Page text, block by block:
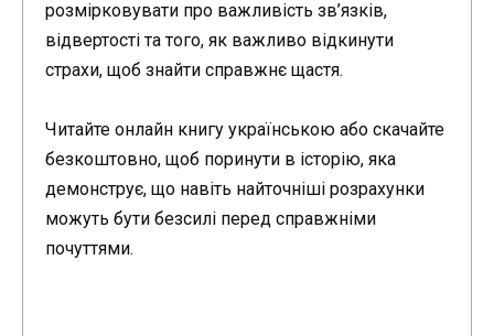
розмірковувати про важливість зв’язків,
відвертості та того, як важливо відкинути
страхи, щоб знайти справжнє щастя.
Читайте онлайн книгу українською або скачайте
безкоштовно, щоб поринути в історію, яка
демонструє, що навіть найточніші розрахунки
можуть бути безсилі перед справжніми
почуттями.